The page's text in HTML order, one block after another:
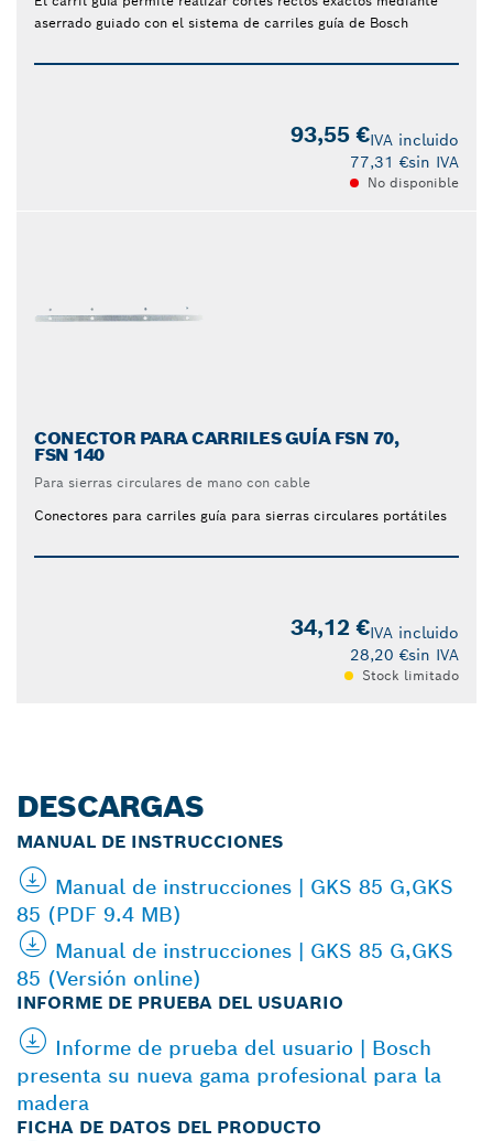
aserrado guiado con el sistema de carriles guía de Bosch
93,55 €IVA incluido
77,31 €sin IVA
No disponible
CONECTOR PARA CARRILES GUÍA FSN 70,
FSN 140
Para sierras circulares de mano con cable
Conectores para carriles guía para sierras circulares portátiles
34,12 €IVA incluido
28,20 €sin IVA
Stock limitado
DESCARGAS
MANUAL DE INSTRUCCIONES
Manual de instrucciones | GKS 85 G,GKS
85 (PDF 9.4 MB)
Manual de instrucciones | GKS 85 G,GKS
85 (Versión online)
INFORME DE PRUEBA DEL USUARIO
Informe de prueba del usuario | Bosch
presenta su nueva gama profesional para la
madera
FICHA DE DATOS DEL PRODUCTO